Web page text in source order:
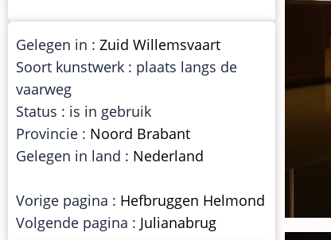
Gelegen in : Zuid Willemsvaart
Soort kunstwerk : plaats langs de
vaarweg
Status : is in gebruik
Provincie : Noord Brabant
Gelegen in land : Nederland
Vorige pagina : Hefbruggen Helmond
Volgende pagina : Julianabrug